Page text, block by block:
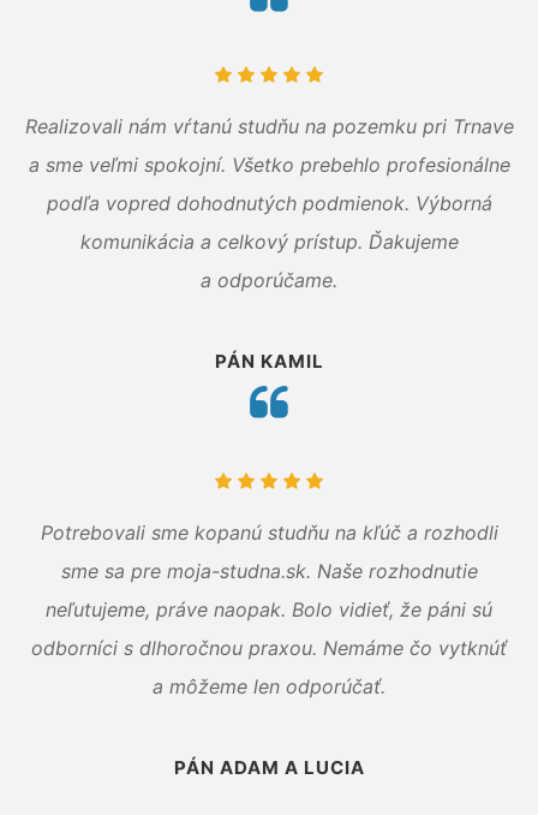
Realizovali nám vŕtanú studňu na pozemku pri Trnave
a sme veľmi spokojní. Všetko prebehlo profesionálne
podľa vopred dohodnutých podmienok. Výborná
komunikácia a celkový prístup. Ďakujeme
a odporúčame.
PÁN KAMIL
Potrebovali sme kopanú studňu na kľúč a rozhodli
sme sa pre moja-studna.sk. Naše rozhodnutie
neľutujeme, práve naopak. Bolo vidieť, že páni sú
odborníci s dlhoročnou praxou. Nemáme čo vytknúť
a môžeme len odporúčať.
PÁN ADAM A LUCIA